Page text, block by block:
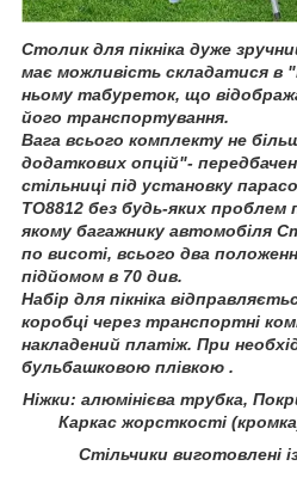
Столик для пікніка дуже
має можливість складатися в
ньому табуреток, що
його транспортування.
Вага всього комплекту не
додаткових опцій"-
стільниці під установку
ТО8812 без будь-яких проблем
якому багажнику автомобіля
по висоті, всього два
підйомом в 70 див.
Набір для пікніка
коробці через транспортні
накладений платіж. При
бульбашковою плівкою .
Ніжки: алюмінієва трубка,
Каркас жорсткості
Стільчики виготовлені